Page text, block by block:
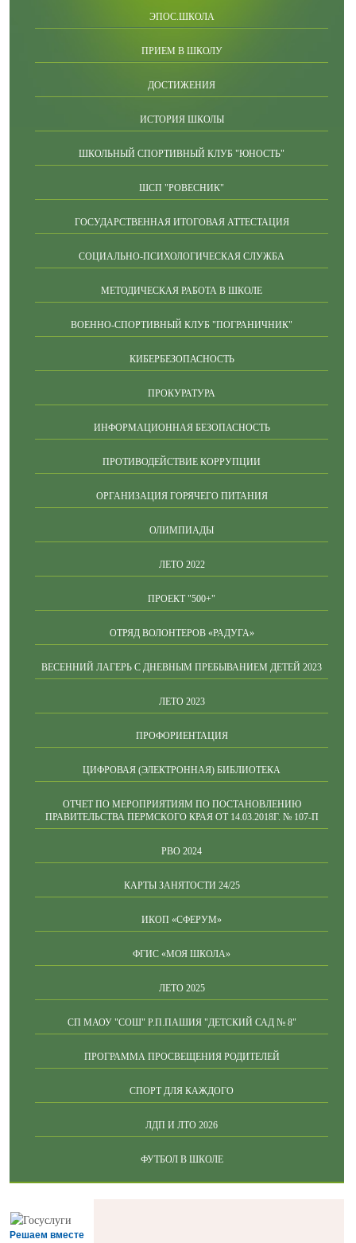
ЭПОС.ШКОЛА
ПРИЕМ В ШКОЛУ
ДОСТИЖЕНИЯ
ИСТОРИЯ ШКОЛЫ
ШКОЛЬНЫЙ СПОРТИВНЫЙ КЛУБ "ЮНОСТЬ"
ШСП "РОВЕСНИК"
ГОСУДАРСТВЕННАЯ ИТОГОВАЯ АТТЕСТАЦИЯ
СОЦИАЛЬНО-ПСИХОЛОГИЧЕСКАЯ СЛУЖБА
МЕТОДИЧЕСКАЯ РАБОТА В ШКОЛЕ
ВОЕННО-СПОРТИВНЫЙ КЛУБ "ПОГРАНИЧНИК"
КИБЕРБЕЗОПАСНОСТЬ
ПРОКУРАТУРА
ИНФОРМАЦИОННАЯ БЕЗОПАСНОСТЬ
ПРОТИВОДЕЙСТВИЕ КОРРУПЦИИ
ОРГАНИЗАЦИЯ ГОРЯЧЕГО ПИТАНИЯ
ОЛИМПИАДЫ
ЛЕТО 2022
ПРОЕКТ "500+"
ОТРЯД ВОЛОНТЕРОВ «РАДУГА»
ВЕСЕННИЙ ЛАГЕРЬ С ДНЕВНЫМ ПРЕБЫВАНИЕМ ДЕТЕЙ 2023
ЛЕТО 2023
ПРОФОРИЕНТАЦИЯ
ЦИФРОВАЯ (ЭЛЕКТРОННАЯ) БИБЛИОТЕКА
ОТЧЕТ ПО МЕРОПРИЯТИЯМ ПО ПОСТАНОВЛЕНИЮ
ПРАВИТЕЛЬСТВА ПЕРМСКОГО КРАЯ ОТ 14.03.2018Г. № 107-П
РВО 2024
КАРТЫ ЗАНЯТОСТИ 24/25
ИКОП «СФЕРУМ»
ФГИС «МОЯ ШКОЛА»
ЛЕТО 2025
СП МАОУ "СОШ" Р.П.ПАШИЯ "ДЕТСКИЙ САД № 8"
ПРОГРАММА ПРОСВЕЩЕНИЯ РОДИТЕЛЕЙ
СПОРТ ДЛЯ КАЖДОГО
ЛДП И ЛТО 2026
ФУТБОЛ В ШКОЛЕ
Решаем вместе